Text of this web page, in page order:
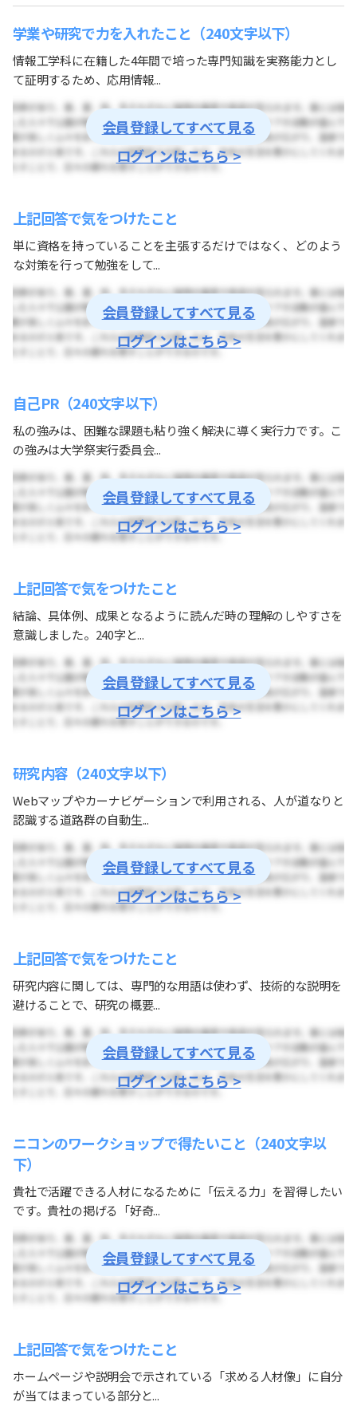
学業や研究で⼒を⼊れたこと（240文字以下）
情報工学科に在籍した4年間で培った専門知識を実務能力とし
て証明するため、応用情報...
会員登録してすべて見る
ログインはこちら >
上記回答で気をつけたこと
単に資格を持っていることを主張するだけではなく、どのよう
な対策を行って勉強をして...
会員登録してすべて見る
ログインはこちら >
自己PR（240文字以下）
私の強みは、困難な課題も粘り強く解決に導く実行力です。こ
の強みは大学祭実行委員会...
会員登録してすべて見る
ログインはこちら >
上記回答で気をつけたこと
結論、具体例、成果となるように読んだ時の理解のしやすさを
意識しました。240字と...
会員登録してすべて見る
ログインはこちら >
研究内容（240文字以下）
Webマップやカーナビゲーションで利用される、人が道なりと
認識する道路群の自動生...
会員登録してすべて見る
ログインはこちら >
上記回答で気をつけたこと
研究内容に関しては、専門的な用語は使わず、技術的な説明を
避けることで、研究の概要...
会員登録してすべて見る
ログインはこちら >
ニコンのワークショップで得たいこと（240文字以
下）
貴社で活躍できる人材になるために「伝える力」を習得したい
です。貴社の掲げる「好奇...
会員登録してすべて見る
ログインはこちら >
上記回答で気をつけたこと
ホームページや説明会で示されている「求める人材像」に自分
が当てはまっている部分と...